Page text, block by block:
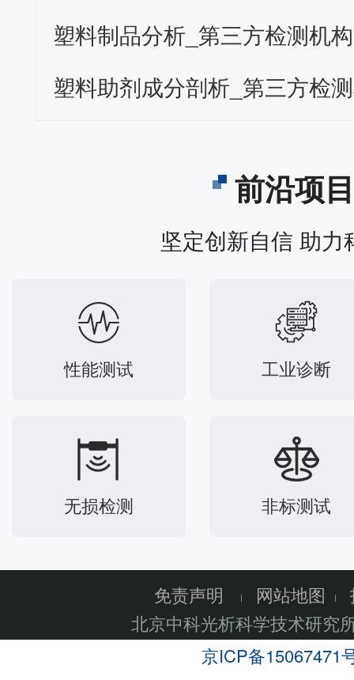
塑料制品分析_第三方检测机
前沿项目
坚定创新自信 助力
性能测试 工业诊断
无损检测 非标测试
免责声明 网站地图
北京中科光析科学技术研究
京ICP备15067471